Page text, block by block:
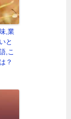
,業
と
,こ
？